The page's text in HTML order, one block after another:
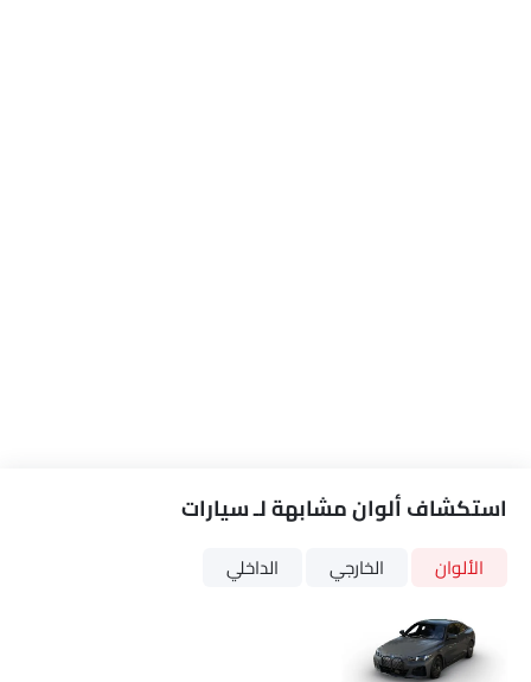
استكشاف ألوان مشابهة لـ سيارات
الألوان الخارجي الداخلي